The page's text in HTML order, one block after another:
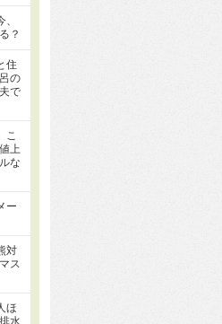
？
住
の
で
こ
上
な
ー
対
ス
ほ
水